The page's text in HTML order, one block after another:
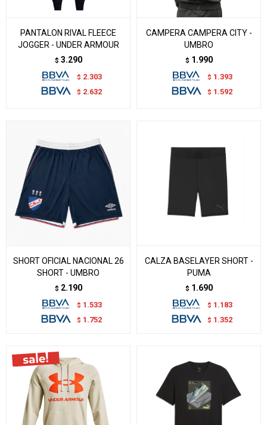
PANTALON RIVAL FLEECE
JOGGER - UNDER ARMOUR
$ 3.290
$ 2.303
$ 2.632
CAMPERA CAMPERA CITY -
UMBRO
$ 1.990
$ 1.393
$ 1.592
SHORT OFICIAL NACIONAL 26
SHORT - UMBRO
$ 2.190
$ 1.533
$ 1.752
CALZA BASELAYER SHORT -
PUMA
$ 1.690
$ 1.183
$ 1.352